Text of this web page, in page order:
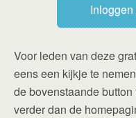
Voor leden van deze
eens een kijkje te
de bovenstaande
verder dan de